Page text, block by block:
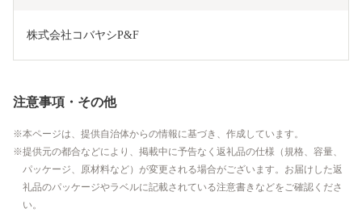
株式会社コバヤシP&F
注意事項・その他
本ページは、提供自治体からの情報に基づき、作成しています。
提供元の都合などにより、掲載中に予告なく返礼品の仕様（規格、容量、
パッケージ、原材料など）が変更される場合がございます。お届けした返
礼品のパッケージやラベルに記載されている注意書きなどをご確認くださ
い。